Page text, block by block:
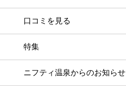
口コミを見る
特集
ニフティ温泉からのお知らせ